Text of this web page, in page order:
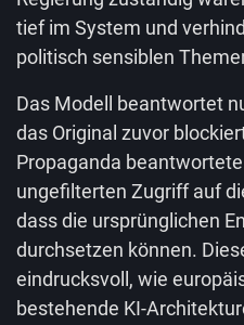
tief im System und
politisch sensiblen
Das Modell beantwortet
das Original zuvor
Propaganda
ungefilterten Zugriff auf
dass die ursprünglichen
durchsetzen können.
eindrucksvoll, wie
bestehende KI-